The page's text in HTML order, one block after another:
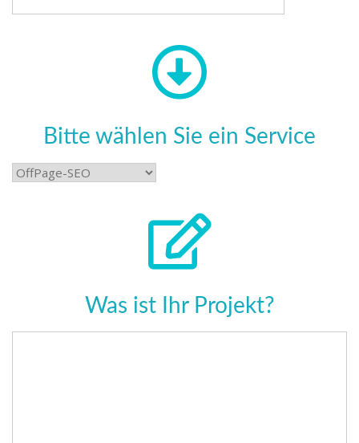
Bitte wählen Sie ein Service
Was ist Ihr Projekt?